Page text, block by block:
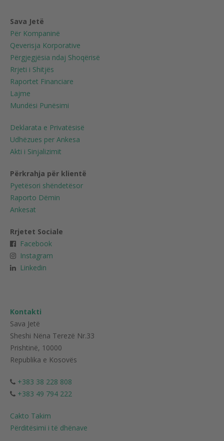
Sava Jetë
Për Kompaninë
Qeverisja Korporative
Përgjegjësia ndaj Shoqërisë
Rrjeti i Shitjës
Raportet Financiare
Lajme
Mundësi Punësimi
Deklarata e Privatësisë
Udhëzues per Ankesa
Akti i Sinjalizimit
Përkrahja për klientë
Pyetësori shëndetësor
Raporto Dëmin
Ankesat
Rrjetet Sociale
Facebook
Instagram
Linkedin
Kontakti
Sava Jetë
Sheshi Nëna Terezë Nr.33
Prishtinë, 10000
Republika e Kosovës
+383 38 228 808
+383 49 794 222
Cakto Takim
Përditësimi i të dhënave